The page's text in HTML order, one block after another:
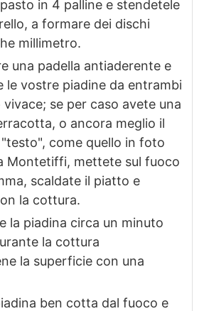
in 4 palline e stendetele
a formare dei dischi
millimetro.
una padella antiaderente e
le vostre piadine da entrambi
se per caso avete una
o ancora meglio il
come quello in foto
Montetiffi, mettete sul fuoco
scaldate il piatto e
la cottura.
la piadina circa un minuto
la cottura
la superficie con una
ben cotta dal fuoco e